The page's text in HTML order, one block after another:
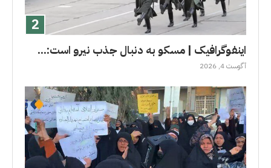
اینفوگرافیک | مسکو به دنبال جذب نیرو است:...
آگوست 4, 2026